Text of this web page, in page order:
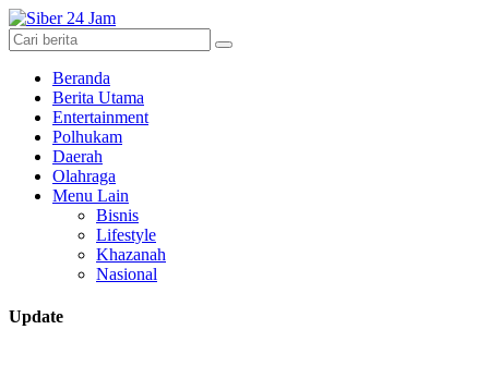
Beranda
Berita Utama
Entertainment
Polhukam
Daerah
Olahraga
Menu Lain
Bisnis
Lifestyle
Khazanah
Nasional
Update